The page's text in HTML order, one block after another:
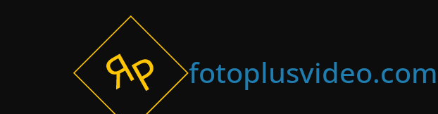
fotoplusvideo.com